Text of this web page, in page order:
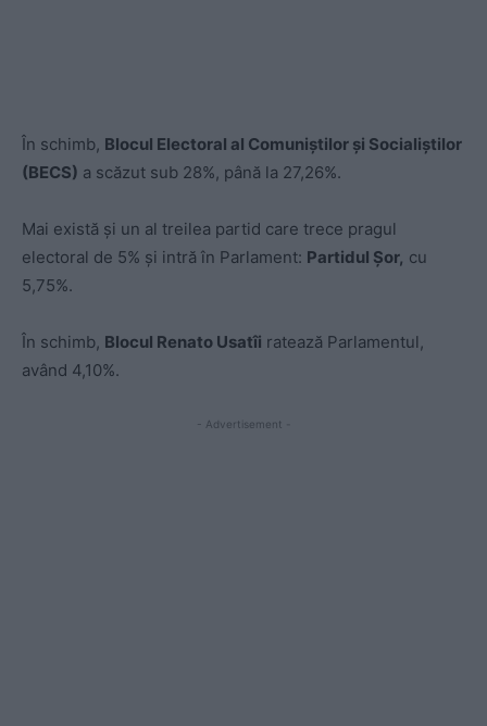
În schimb, Blocul Electoral al Comuniștilor și Socialiștilor
(BECS) a scăzut sub 28%, până la 27,26%.
Mai există și un al treilea partid care trece pragul
electoral de 5% și intră în Parlament: Partidul Șor, cu
5,75%.
În schimb, Blocul Renato Usatîi ratează Parlamentul,
având 4,10%.
- Advertisement -